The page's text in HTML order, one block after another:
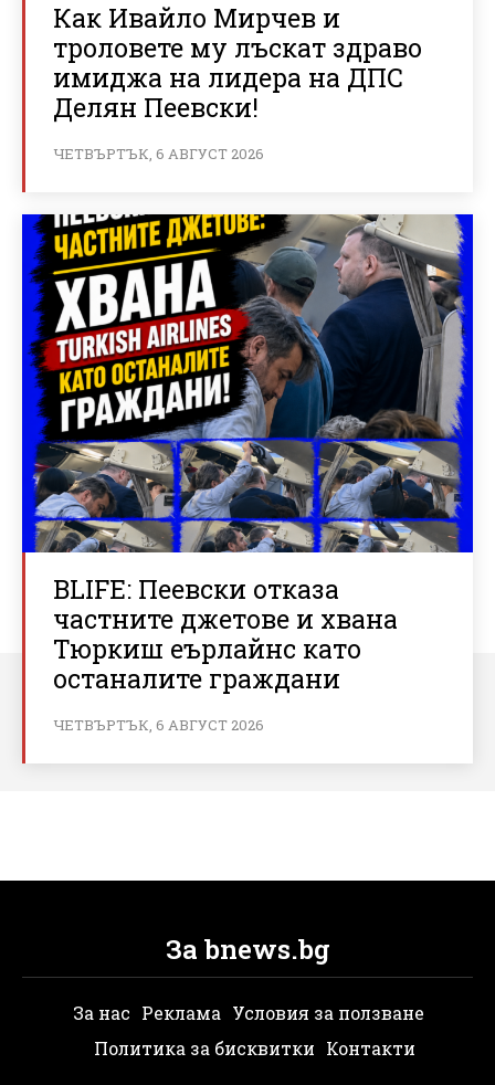
Как Ивайло Мирчев и
троловете му лъскат здраво
имиджа на лидера на ДПС
Делян Пеевски!
ЧЕТВЪРТЪК, 6 АВГУСТ 2026
BLIFE: Пеевски отказа
частните джетове и хвана
Тюркиш еърлайнс като
останалите граждани
ЧЕТВЪРТЪК, 6 АВГУСТ 2026
За bnews.bg
За нас Реклама Условия за ползване
Политика за бисквитки Контакти